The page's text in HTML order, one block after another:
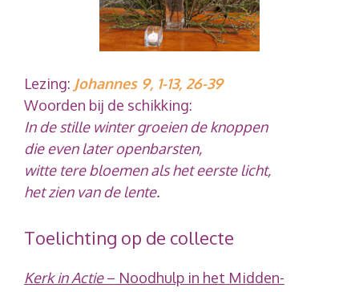
Lezing: Johannes 9, 1-13, 26-39
Woorden bij de schikking:
In de stille winter groeien de knoppen
die even later openbarsten,
witte tere bloemen als het eerste licht,
het zien van de lente.
Toelichting op de collecte
Kerk in Actie– Noodhulp in het Midden-